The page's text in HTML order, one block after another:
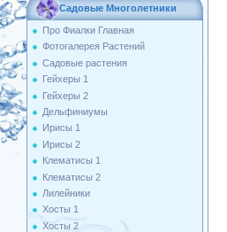
. Садовые Многолетники
Про Фиалки Главная
Фотогалерея Растений
Садовые растения
Гейхеры 1
Гейхеры 2
Дельфиниумы
Ирисы 1
Ирисы 2
Клематисы 1
Клематисы 2
Лилейники
Хосты 1
Хосты 2